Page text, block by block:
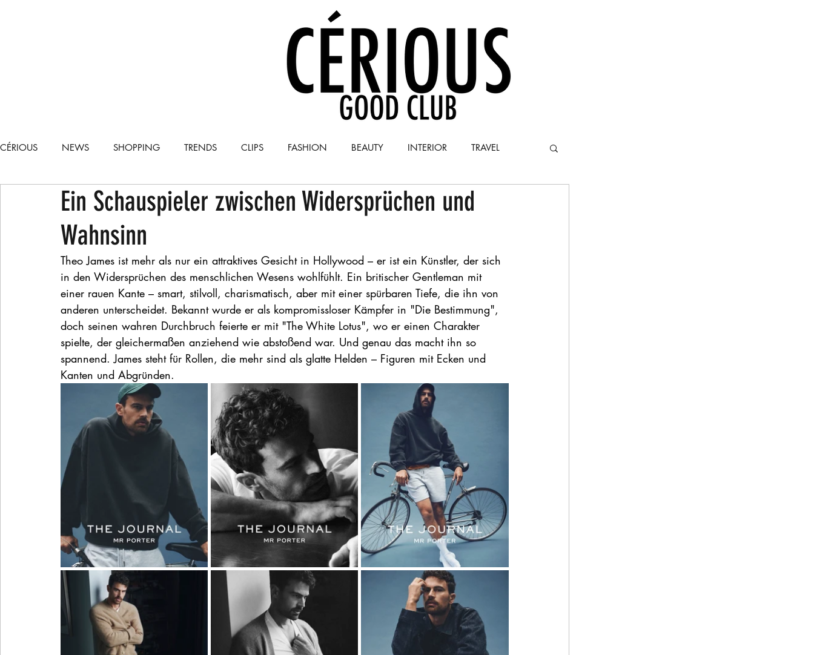
CÉRIOUS NEWS SHOPPING TRENDS CLIPS FASHION BEAUTY INTERIOR TRAVEL
CARS RECIPES LIFESTYLE RUNWAY COLUMN
Ein Schauspieler zwischen Widersprüchen und
Wahnsinn
Theo James ist mehr als nur ein attraktives Gesicht in Hollywood – er ist ein Künstler, der sich
in den Widersprüchen des menschlichen Wesens wohlfühlt. Ein britischer Gentleman mit
einer rauen Kante – smart, stilvoll, charismatisch, aber mit einer spürbaren Tiefe, die ihn von
anderen unterscheidet. Bekannt wurde er als kompromissloser Kämpfer in "Die Bestimmung",
doch seinen wahren Durchbruch feierte er mit "The White Lotus", wo er einen Charakter
spielte, der gleichermaßen anziehend wie abstoßend war. Und genau das macht ihn so
spannend. James steht für Rollen, die mehr sind als glatte Helden – Figuren mit Ecken und
Kanten und Abgründen.